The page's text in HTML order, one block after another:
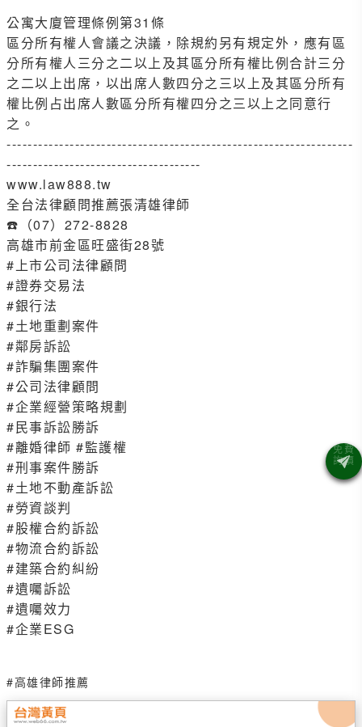
公寓大廈管理條例第31條
區分所有權人會議之決議，除規約另有規定外，應有區
分所有權人三分之二以上及其區分所有權比例合計三分
之二以上出席，以出席人數四分之三以上及其區分所有
權比例占出席人數區分所有權四分之三以上之同意行
之。
------------------------------------------------------------------
-------------------------------------
www.law888.tw
全台法律顧問推薦張清雄律師
☎️（07）272-8828
高雄市前金區旺盛街28號
#上市公司法律顧問
#證券交易法
#銀行法
#土地重劃案件
#鄰房訴訟
#詐騙集團案件
#公司法律顧問
#企業經營策略規劃
#民事訴訟勝訴
#離婚律師 #監護權
#刑事案件勝訴
#土地不動產訴訟
#勞資談判
#股權合約訴訟
#物流合約訴訟
#建築合約糾紛
#遺囑訴訟
#遺囑效力
#企業ESG
#高雄律師推薦